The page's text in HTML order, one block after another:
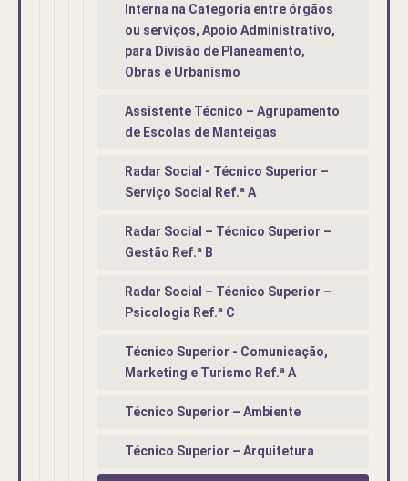
Interna na Categoria entre órgãos
ou serviços, Apoio Administrativo,
para Divisão de Planeamento,
Obras e Urbanismo
Assistente Técnico – Agrupamento
de Escolas de Manteigas
Radar Social - Técnico Superior –
Serviço Social Ref.ª A
Radar Social – Técnico Superior –
Gestão Ref.ª B
Radar Social – Técnico Superior –
Psicologia Ref.ª C
Técnico Superior - Comunicação,
Marketing e Turismo Ref.ª A
Técnico Superior – Ambiente
Técnico Superior – Arquitetura